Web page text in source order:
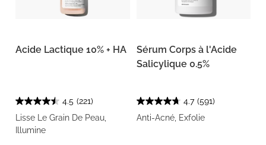
Acide Lactique 10% + HA
4.5 (221)
Lisse Le Grain De Peau,
Illumine
Sérum Corps à l'Acide
Salicylique 0.5%
4.7 (591)
Anti-Acné, Exfolie